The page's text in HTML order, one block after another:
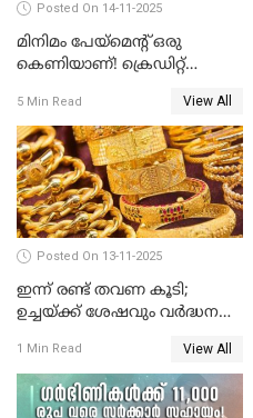
Posted On 14-11-2025
മിനിമം പേയ്മെന്റ് ഒരു
കെണിയാണ്! ക്രെഡിറ്റ്
ശ്രദ്ധിക്കുക!
5 Min Read View All
Posted On 13-11-2025
ഇന്ന് രണ്ട് തവണ കൂടി;
ഉച്ചയ്ക്ക് ശേഷവും വർദ്ധനവ്;
സ്വർണവിലയിൽ കുതിപ്പ്
1 Min Read View All